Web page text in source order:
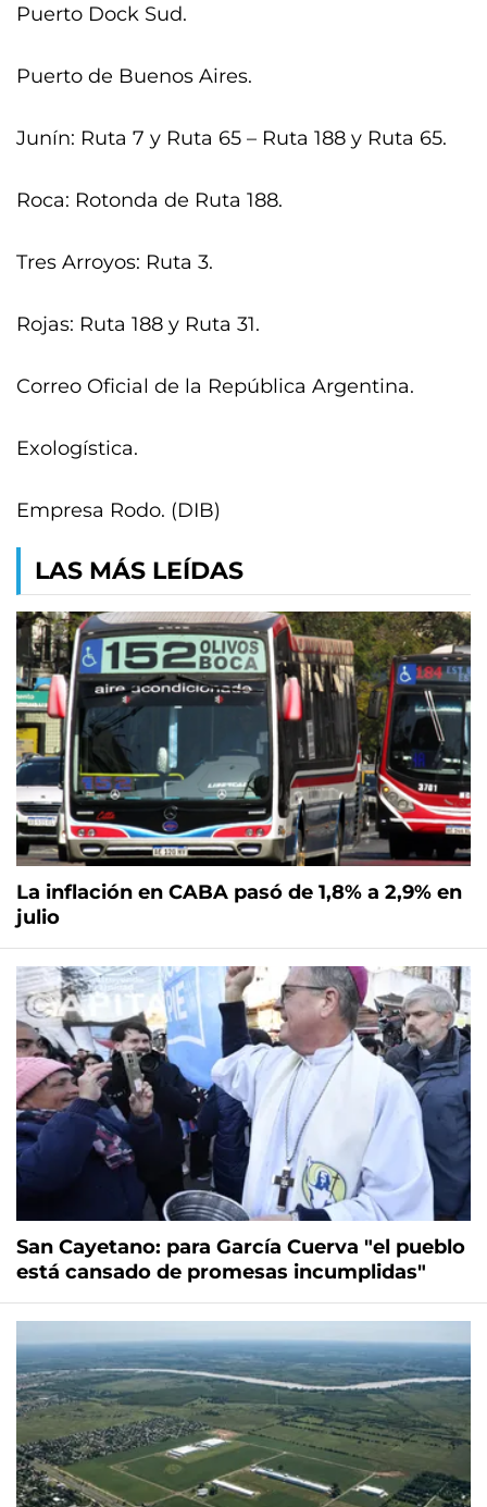
Puerto Dock Sud.
Puerto de Buenos Aires.
Junín: Ruta 7 y Ruta 65 – Ruta 188 y Ruta 65.
Roca: Rotonda de Ruta 188.
Tres Arroyos: Ruta 3.
Rojas: Ruta 188 y Ruta 31.
Correo Oficial de la República Argentina.
Exologística.
Empresa Rodo. (DIB)
LAS MÁS LEÍDAS
La inflación en CABA pasó de 1,8% a 2,9% en
julio
San Cayetano: para García Cuerva "el pueblo
está cansado de promesas incumplidas"